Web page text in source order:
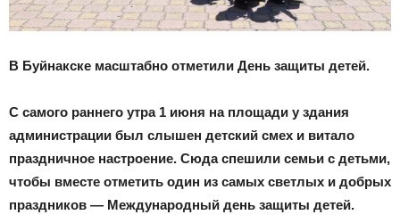
В Буйнакске масштабно отметили День защиты детей.
С самого раннего утра 1 июня на площади у здания
администрации был слышен детский смех и витало
праздничное настроение. Сюда спешили семьи с детьми,
чтобы вместе отметить один из самых светлых и добрых
праздников — Международный день защиты детей.